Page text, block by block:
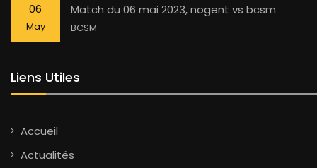
06
May
Match du 06 mai 2023, nogent vs bcsm
BCSM
Liens Utiles
Accueil
Actualités